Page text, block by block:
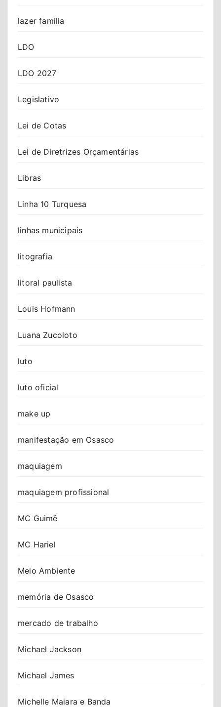
lazer familia
LDO
LDO 2027
Legislativo
Lei de Cotas
Lei de Diretrizes Orçamentárias
Libras
Linha 10 Turquesa
linhas municipais
litografia
litoral paulista
Louis Hofmann
Luana Zucoloto
luto
luto oficial
make up
manifestação em Osasco
maquiagem
maquiagem profissional
MC Guimê
MC Hariel
Meio Ambiente
memória de Osasco
mercado de trabalho
Michael Jackson
Michael James
Michelle Maiara e Banda